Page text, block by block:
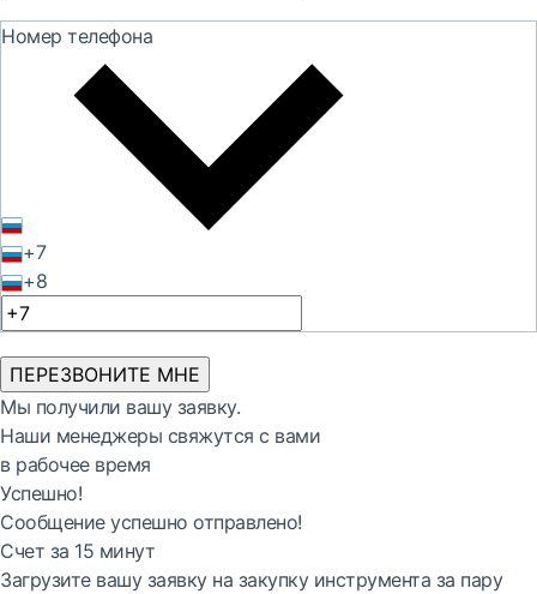
Номер телефона
+7
+8
ПЕРЕЗВОНИТЕ МНЕ
Мы получили вашу заявку.
Наши менеджеры свяжутся с вами
в рабочее время
Успешно!
Сообщение успешно отправлено!
Счет за 15 минут
Загрузите вашу заявку на закупку инструмента за пару